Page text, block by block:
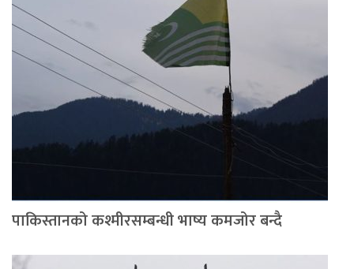
पाकिस्तानको कश्मीरसम्बन्धी भाष्य कमजोर बन्दै